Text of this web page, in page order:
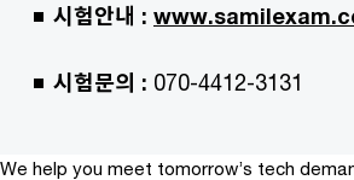
시험안내 :
시험문의 : 070-4412-3131
We help you meet tomorrow’s tech